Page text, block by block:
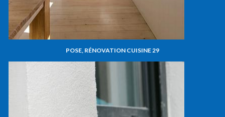
POSE, RÉNOVATION CUISINE 29